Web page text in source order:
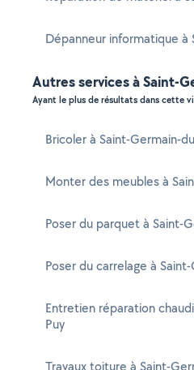
Dépanneur informatique à
Autres services à Saint-
Ayant le plus de résultats dans cette
Bricoler à Saint-Germain-
Monter des meubles à
Poser du parquet à Saint-
Poser du carrelage à
Entretien réparation
Puy
Travaux toiture à Saint-